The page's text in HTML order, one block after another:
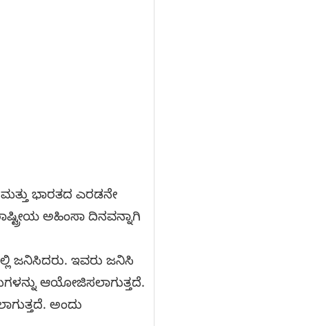
ಭಾರತದ ಎರಡನೇ
ಅಹಿಂಸಾ ದಿನವನ್ನಾಗಿ
ಜನಿಸಿದರು. ಇವರು ಜನಿಸಿ
ಆಯೋಜಿಸಲಾಗುತ್ತದೆ.
ಅಂದು